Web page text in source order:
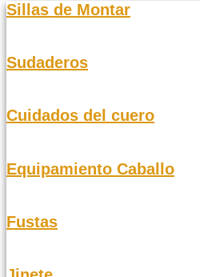
Sillas de Montar
Sudaderos
Cuidados del cuero
Equipamiento Caballo
Fustas